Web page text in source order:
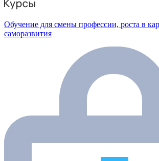
Обучение для смены профессии, роста в
саморазвития